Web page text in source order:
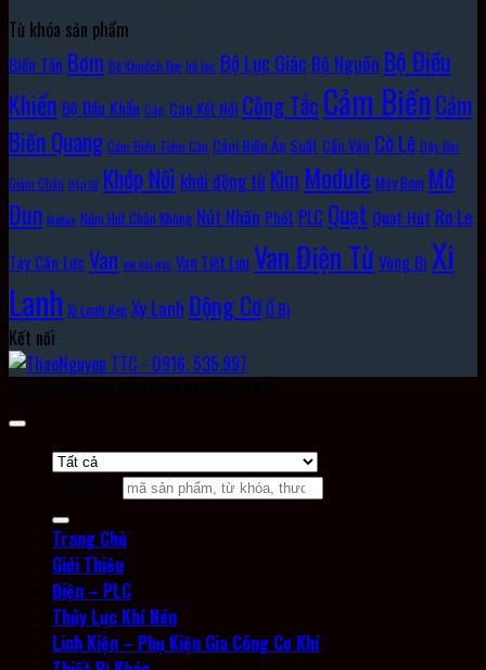
Từ khóa sản phẩm
Biến Tần Bơm Bộ Khuếch Đại bộ lọc Bộ Lục Giác Bộ Nguồn Bộ Điều
Khiển Bộ Đầu Khẩu Cáp Cáp Kết Nối Công TắcCảm BiếnCảm
Biến Quang Cảm Biến Tiệm Cận Cảm Biến Áp Suất Cần Vặn Cờ Lê Dây Đai
Giảm Chấn Hộp Số Khớp Nối khởi động từ Kìm Module Máy Bơm Mô
Đun Môđun Núm Hút Chân Không Nút Nhấn Phốt PLC Quạt Quạt Hút Rơ Le
Tay Cân Lực Van Van Khí Nén Van Tiết Lưu Van Điện TừVòng Bi Xi
Lanh Xi Lanh Kẹp Xy LanhĐộng CơỔ Bi
Kết nối
Trang Chủ
Giới Thiệu
Điện – PLC
Thủy Lực Khí Nén
Linh Kiện – Phụ Kiện Gia Công Cơ Khí